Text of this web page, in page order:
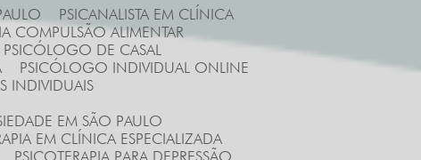
PSICANALISTA EM CLÍNICA
COMPULSÃO ALIMENTAR
PSICÓLOGO DE CASAL
PSICÓLOGO INDIVIDUAL ONLINE
INDIVIDUAIS
EM SÃO PAULO
EM CLÍNICA ESPECIALIZADA
PSICOTERAPIA PARA DEPRESSÃO